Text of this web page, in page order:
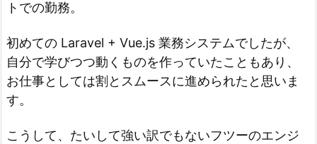
トでの勤務。
初めての Laravel + Vue.js 業務システムでしたが、
自分で学びつつ動くものを作っていたこともあり、
お仕事としては割とスムースに進められたと思いま
す。
こうして、たいして強い訳でもないフツーのエンジ